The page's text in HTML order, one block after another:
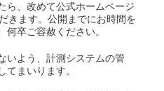
ら、改めて公式ホームページ
きます。公開までにお時間を
何卒ご容赦ください。
いよう、計測システムの管
てまいります。